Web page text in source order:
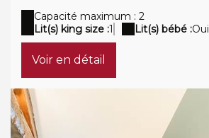
Capacité maximum : 2
Lit(s) king size :1 Lit(s) bébé :Oui
Voir en détail